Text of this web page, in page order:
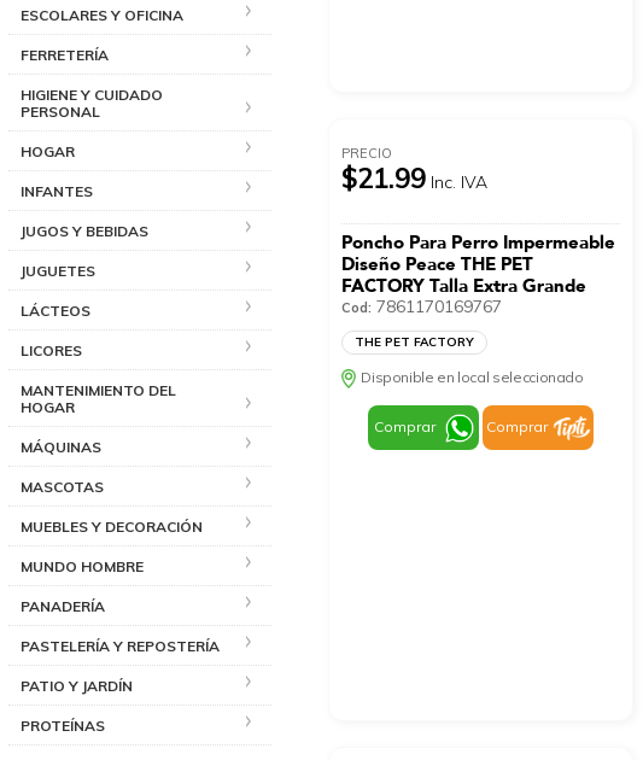
ESCOLARES Y OFICINA
FERRETERÍA
HIGIENE Y CUIDADO
PERSONAL
HOGAR
INFANTES
JUGOS Y BEBIDAS
JUGUETES
LÁCTEOS
LICORES
MANTENIMIENTO DEL
HOGAR
MÁQUINAS
MASCOTAS
MUEBLES Y DECORACIÓN
MUNDO HOMBRE
PANADERÍA
PASTELERÍA Y REPOSTERÍA
PATIO Y JARDÍN
PROTEÍNAS
PRECIO
$21.99 Inc. IVA
Poncho Para Perro Impermeable
Diseño Peace THE PET
FACTORY Talla Extra Grande
Cod: 7861170169767
THE PET FACTORY
Disponible en local seleccionado
Comprar Comprar